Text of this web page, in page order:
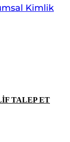
Kimlik
TALEP ET